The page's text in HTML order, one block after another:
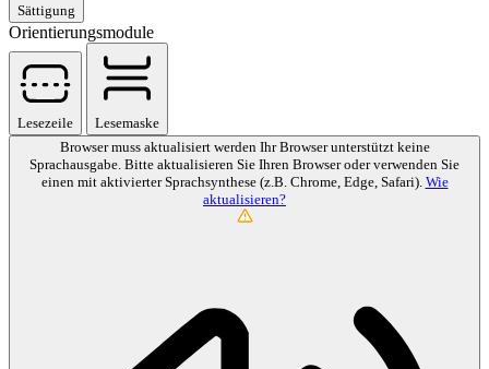
Sättigung
Orientierungsmodule
Lesezeile
Lesemaske
Browser muss aktualisiert werden Ihr Browser unterstützt keine
Sprachausgabe. Bitte aktualisieren Sie Ihren Browser oder verwenden Sie
einen mit aktivierter Sprachsynthese (z.B. Chrome, Edge, Safari). Wie
aktualisieren?